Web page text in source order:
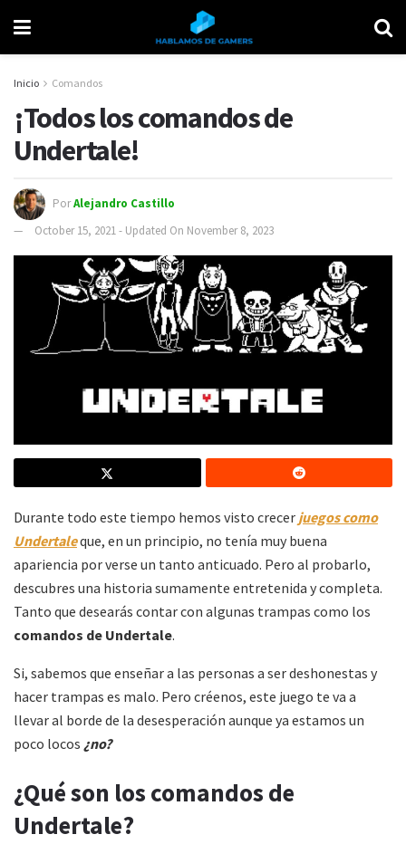
Inicio Comandos
¡Todos los comandos de
Undertale!
PorAlejandro Castillo
October 15, 2021 - Updated On November 8, 2023
Durante todo este tiempo hemos visto crecer juegos como
Undertaleque, en un principio, no tenía muy buena
apariencia por verse un tanto anticuado. Pero al probarlo,
descubres una historia sumamente entretenida y completa.
Tanto que desearás contar con algunas trampas como los
comandos de Undertale.
Si, sabemos que enseñar a las personas a ser deshonestas y
hacer trampas es malo. Pero créenos, este juego te va a
llevar al borde de la desesperación aunque ya estamos un
poco locos ¿no?
¿Qué son los comandos de
Undertale?